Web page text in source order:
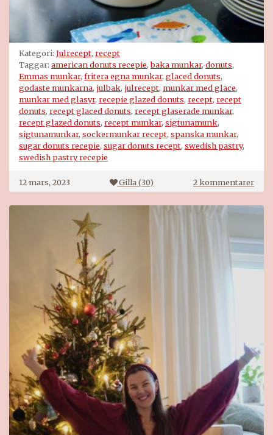
Kategori: Julrecept, recept
Taggar: american donuts recepie,baka munkar, donuts,
Emmas munkar, fritera egna munkar, glaced donuts,
godaste munkarna, julbak, julrecept, munkar med glace,
munkar med glasyr, recepie glazed donuts, recept, recept
donuts, recept glaced donuts, recept glaserade munkar,
recept glazed donuts, recept munkar, sigtunamunk,
sigtunamunkar, sockermunkar recept, spanska munkar,
sugar donuts recepie, sugar donuts recept, swedish pastry,
swedish pastry recepie
12 mars, 2023 Gilla (30) 2 kommentarertill
på